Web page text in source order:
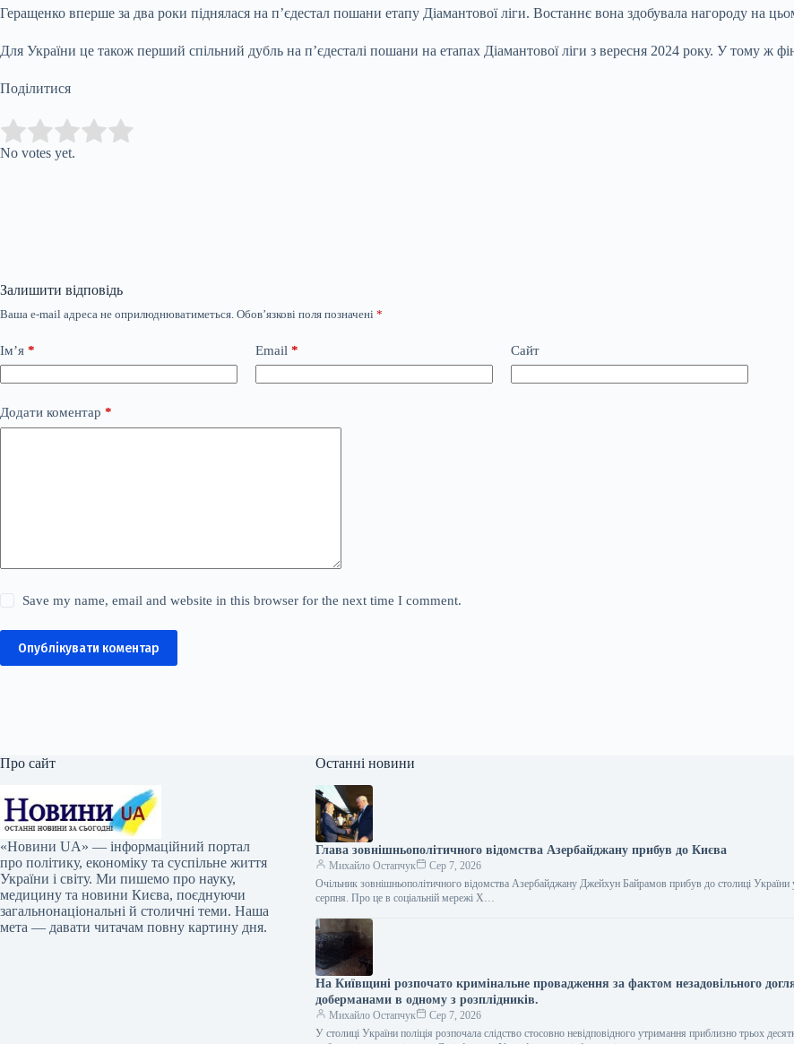
Геращенко вперше за два роки піднялася на п’єдестал пошани етапу Діамантової ліги. Востаннє вона здобувала нагороду на
Для України це також перший спільний дубль на п’єдесталі пошани на етапах Діамантової ліги з вересня 2024 року. У тому ж
Поділитися
Rate this item:
No votes yet.
Залишити відповідь
Ваша e-mail адреса не оприлюднюватиметься. Обов’язкові поля позначені *
Ім’я * Email * Сайт
Додати коментар *
Save my name, email and website in this browser for the next time I comment.
Опублікувати коментар
Про сайт
«Новини UA» — інформаційний портал
про політику, економіку та суспільне життя
України і світу. Ми пишемо про науку,
медицину та новини Києва, поєднуючи
загальнонаціональні й столичні теми. Наша
мета — давати читачам повну картину дня.
Останні новини
Глава зовнішньополітичного відомства Азербайджану прибув до Києва
Михайло Остапчук
Сер 7, 2026
Очільник зовнішньополітичного відомства Азербайджану Джейхун Байрамов прибув до столиці України
серпня. Про це в соціальній мережі Х…
На Київщині розпочато кримінальне провадження за фактом незадовільного
доберманами в одному з розплідників.
Михайло Остапчук
Сер 7, 2026
У столиці України поліція розпочала слідство стосовно невідповідного утримання приблизно трьох